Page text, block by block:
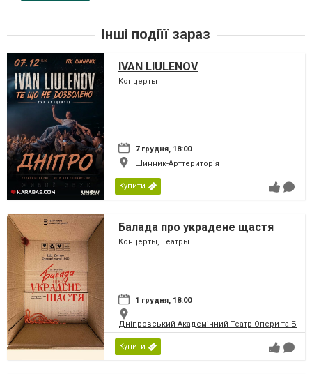
Інші подіїї зараз
IVAN LIULENOV
Концерты
7 грудня, 18:00
Шинник-Арттериторія
Купити
Балада про украдене щастя
Концерты, Театры
1 грудня, 18:00
Дніпровський Академічний Театр Опери та
Купити